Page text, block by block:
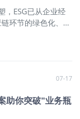
用证：银行收到相
用证：约定未来确
适配大宗商品、
，ESG已从企业经
环节的绿色化、可
践，实现技术创
程痛点，深度整合
新打造“OCR精准
自动执行”的一
07-17
助你突破"业务瓶